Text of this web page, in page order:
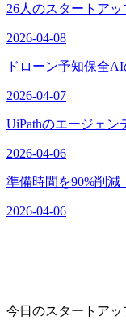
26人のスタートア
2026-04-08
ドローン予知保全
2026-04-07
UiPathのエージェ
2026-04-06
準備時間を90%削
2026-04-06
今日のスタートア